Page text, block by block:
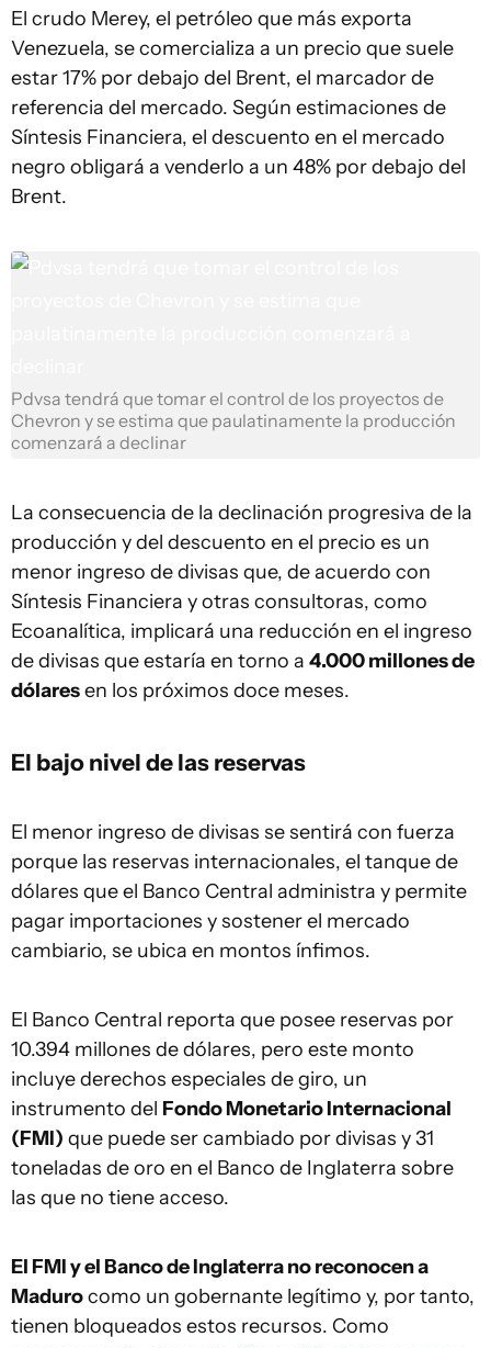
El crudo Merey, el petróleo que más exporta
Venezuela, se comercializa a un precio que suele
estar 17% por debajo del Brent, el marcador de
referencia del mercado. Según estimaciones de
Síntesis Financiera, el descuento en el mercado
negro obligará a venderlo a un 48% por debajo del
Brent.
Pdvsa tendrá que tomar el control de los proyectos de
Chevron y se estima que paulatinamente la producción
comenzará a declinar
La consecuencia de la declinación progresiva de la
producción y del descuento en el precio es un
menor ingreso de divisas que, de acuerdo con
Síntesis Financiera y otras consultoras, como
Ecoanalítica, implicará una reducción en el ingreso
de divisas que estaría en torno a 4.000 millones de
dólaresen los próximos doce meses.
El bajo nivel de las reservas
El menor ingreso de divisas se sentirá con fuerza
porque las reservas internacionales, el tanque de
dólares que el Banco Central administra y permite
pagar importaciones y sostener el mercado
cambiario, se ubica en montos ínfimos.
El Banco Central reporta que posee reservas por
10.394 millones de dólares, pero este monto
incluye derechos especiales de giro, un
instrumento del Fondo Monetario Internacional
(FMI) que puede ser cambiado por divisas y 31
toneladas de oro en el Banco de Inglaterra sobre
las que no tiene acceso.
El FMI y el Banco de Inglaterra no reconocen a
Madurocomo un gobernante legítimo y, por tanto,
tienen bloqueados estos recursos. Como